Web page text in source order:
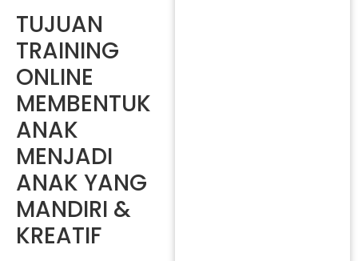
TUJUAN
TRAINING
ONLINE
MEMBENTUK
ANAK
MENJADI
ANAK YANG
MANDIRI &
KREATIF